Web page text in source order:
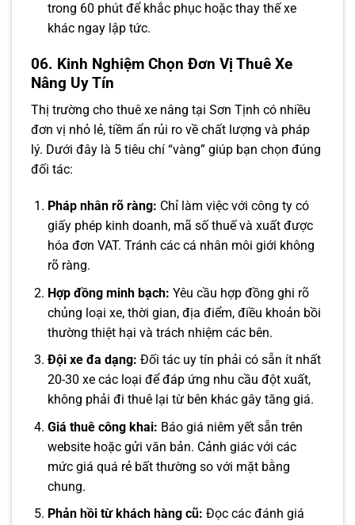
trong 60 phút để khắc phục hoặc thay thế xe
khác ngay lập tức.
06. Kinh Nghiệm Chọn Đơn Vị Thuê Xe
Nâng Uy Tín
Thị trường cho thuê xe nâng tại Sơn Tịnh có nhiều
đơn vị nhỏ lẻ, tiềm ẩn rủi ro về chất lượng và pháp
lý. Dưới đây là 5 tiêu chí “vàng” giúp bạn chọn đúng
đối tác:
Pháp nhân rõ ràng: Chỉ làm việc với công ty có
giấy phép kinh doanh, mã số thuế và xuất được
hóa đơn VAT. Tránh các cá nhân môi giới không
rõ ràng.
Hợp đồng minh bạch: Yêu cầu hợp đồng ghi rõ
chủng loại xe, thời gian, địa điểm, điều khoản bồi
thường thiệt hại và trách nhiệm các bên.
Đội xe đa dạng: Đối tác uy tín phải có sẵn ít nhất
20-30 xe các loại để đáp ứng nhu cầu đột xuất,
không phải đi thuê lại từ bên khác gây tăng giá.
Giá thuê công khai: Báo giá niêm yết sẵn trên
website hoặc gửi văn bản. Cảnh giác với các
mức giá quá rẻ bất thường so với mặt bằng
chung.
Phản hồi từ khách hàng cũ: Đọc các đánh giá